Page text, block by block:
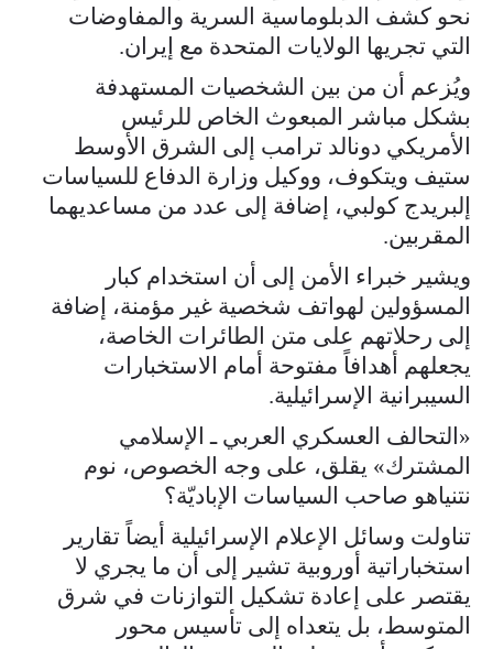
نحو كشف الدبلوماسية السرية والمفاوضات
التي تجريها الولايات المتحدة مع إيران.
ويُزعم أن من بين الشخصيات المستهدفة
بشكل مباشر المبعوث الخاص للرئيس
الأمريكي دونالد ترامب إلى الشرق الأوسط
ستيف ويتكوف، ووكيل وزارة الدفاع للسياسات
إلبريدج كولبي، إضافة إلى عدد من مساعديهما
المقربين.
ويشير خبراء الأمن إلى أن استخدام كبار
المسؤولين لهواتف شخصية غير مؤمنة، إضافة
إلى رحلاتهم على متن الطائرات الخاصة،
يجعلهم أهدافاً مفتوحة أمام الاستخبارات
السيبرانية الإسرائيلية.
«التحالف العسكري العربي ـ الإسلامي
المشترك» يقلق، على وجه الخصوص، نوم
نتنياهو صاحب السياسات الإباديّة؟
تناولت وسائل الإعلام الإسرائيلية أيضاً تقارير
استخباراتية أوروبية تشير إلى أن ما يجري لا
يقتصر على إعادة تشكيل التوازنات في شرق
المتوسط، بل يتعداه إلى تأسيس محور